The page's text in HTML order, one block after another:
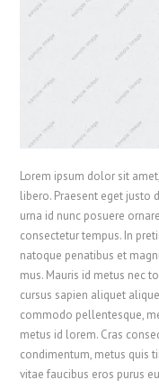
Lorem ipsum dolor sit
libero. Praesent eget justo
urna id nunc posuere
consectetur tempus. In
natoque penatibus et
mus. Mauris id metus nec
cursus sapien aliquet
commodo pellentesque,
metus id lorem. Cras
condimentum, metus quis
vitae faucibus eros purus